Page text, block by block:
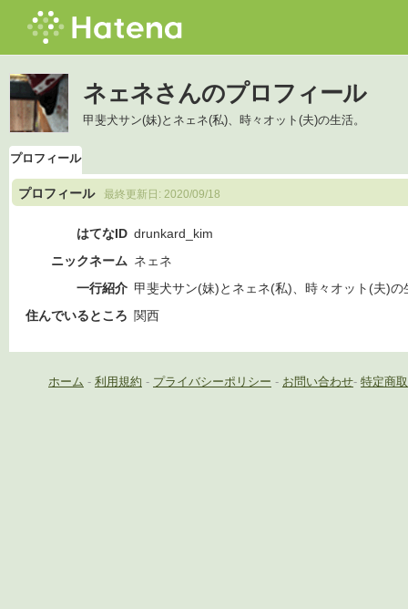
ネェネさんのプロフィール
甲斐犬サン(妹)とネェネ(私)、時々オット(夫)の生活。
プロフィール
プロフィール 最終更新日: 2020/09/18
はてなID drunkard_kim
ニックネーム ネェネ
一行紹介 甲斐犬サン(妹)とネェネ(私)、時々オット(夫)の
住んでいるところ 関西
ホーム - 利用規約 - プライバシーポリシー - お問い合わせ- 特定商